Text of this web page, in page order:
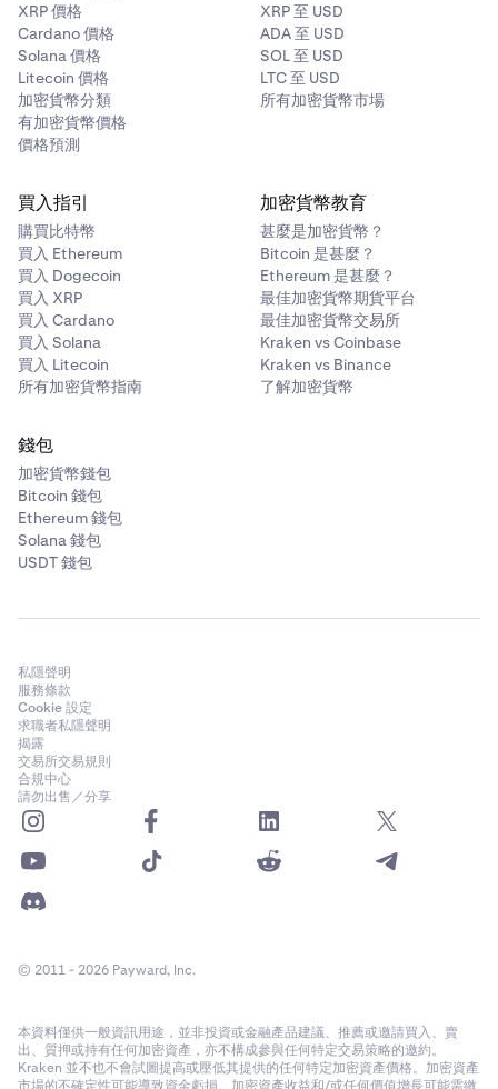
XRP 價格
Cardano 價格
Solana 價格
Litecoin 價格
加密貨幣分類
有加密貨幣價格
價格預測
XRP 至 USD
ADA 至 USD
SOL 至 USD
LTC 至 USD
所有加密貨幣市場
買入指引
購買比特幣
買入 Ethereum
買入 Dogecoin
買入 XRP
買入 Cardano
買入 Solana
買入 Litecoin
所有加密貨幣指南
加密貨幣教育
甚麼是加密貨幣？
Bitcoin 是甚麼？
Ethereum 是甚麼？
最佳加密貨幣期貨平台
最佳加密貨幣交易所
Kraken vs Coinbase
Kraken vs Binance
了解加密貨幣
錢包
加密貨幣錢包
Bitcoin 錢包
Ethereum 錢包
Solana 錢包
USDT 錢包
私隱聲明
服務條款
Cookie 設定
求職者私隱聲明
揭露
交易所交易規則
合規中心
請勿出售／分享
© 2011 - 2026 Payward, Inc.
本資料僅供一般資訊用途，並非投資或金融產品建議、推薦或邀請買入、賣
出、質押或持有任何加密資產，亦不構成參與任何特定交易策略的邀約。
Kraken 並不也不會試圖提高或壓低其提供的任何特定加密資產價格。加密資產